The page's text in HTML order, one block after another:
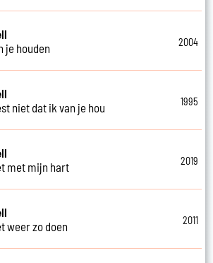
je houden
2004
niet dat ik van je hou
1995
met mijn hart
2019
weer zo doen
2011